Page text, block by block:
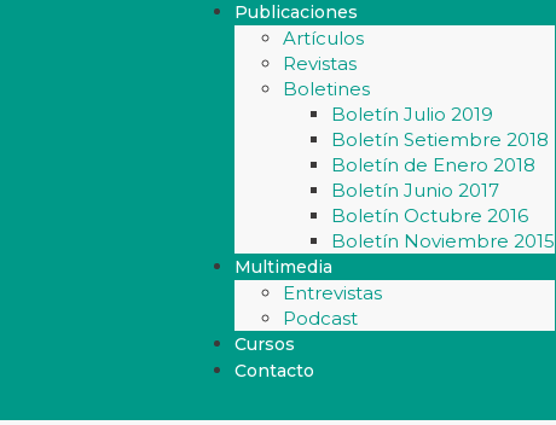
Publicaciones
Artículos
Revistas
Boletines
Boletín Julio 2019
Boletín Setiembre 2018
Boletín de Enero 2018
Boletín Junio 2017
Boletín Octubre 2016
Boletín Noviembre 2015
Multimedia
Entrevistas
Podcast
Cursos
Contacto